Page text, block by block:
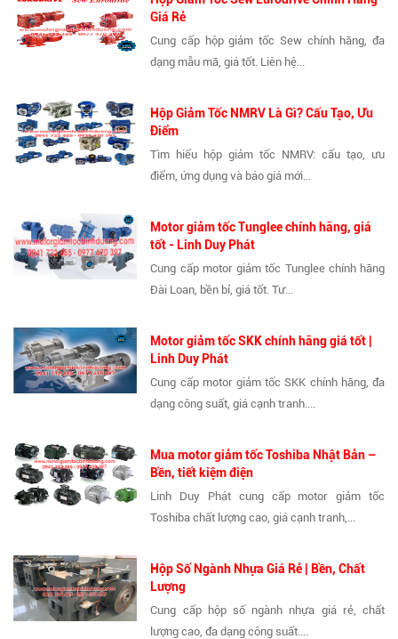
Giá Rẻ
Cung cấp hộp giảm tốc Sew chính hãng, đa
dạng mẫu mã, giá tốt. Liên hệ...
Hộp Giảm Tốc NMRV Là Gì? Cấu Tạo, Ưu
Điểm
Tìm hiểu hộp giảm tốc NMRV: cấu tạo, ưu
điểm, ứng dụng và báo giá mới...
Motor giảm tốc Tunglee chính hãng, giá
tốt - Linh Duy Phát
Cung cấp motor giảm tốc Tunglee chính hãng
Đài Loan, bền bỉ, giá tốt. Tư...
Motor giảm tốc SKK chính hãng giá tốt |
Linh Duy Phát
Cung cấp motor giảm tốc SKK chính hãng, đa
dạng công suất, giá cạnh tranh....
Mua motor giảm tốc Toshiba Nhật Bản –
Bền, tiết kiệm điện
Linh Duy Phát cung cấp motor giảm tốc
Toshiba chất lượng cao, giá cạnh tranh,...
Hộp Số Ngành Nhựa Giá Rẻ | Bền, Chất
Lượng
Cung cấp hộp số ngành nhựa giá rẻ, chất
lượng cao, đa dạng công suất....